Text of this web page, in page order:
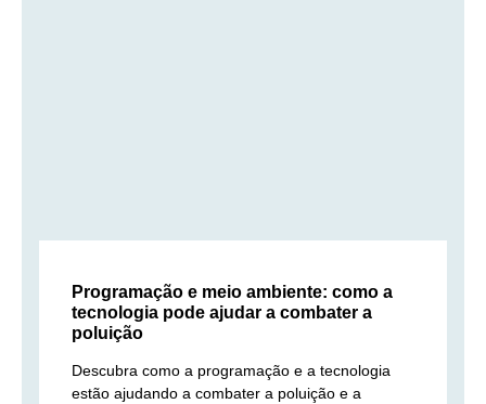
Programação e meio ambiente: como a
tecnologia pode ajudar a combater a
poluição
Descubra como a programação e a tecnologia
estão ajudando a combater a poluição e a